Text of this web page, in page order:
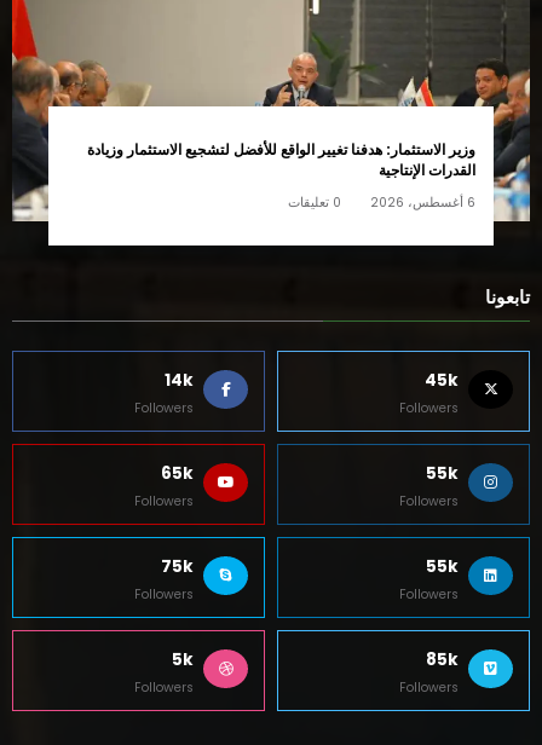
وزير الاستثمار: هدفنا تغيير الواقع للأفضل لتشجيع الاستثمار وزيادة
القدرات الإنتاجية
6 أغسطس، 2026 0 تعليقات
تابعونا
45k
Followers
14k
Followers
55k
Followers
65k
Followers
55k
Followers
75k
Followers
85k
Followers
5k
Followers